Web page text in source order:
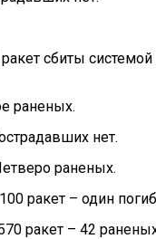
сбиты
раненых.
нет.
раненых.
ракет – один
ракет – 42